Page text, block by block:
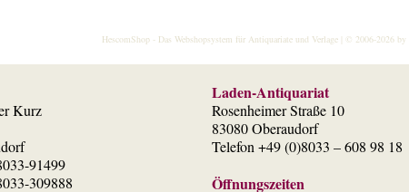
HescomShop- Das Webshopsystem für Antiquariate und Verlage | © 2006-2026 by
Kurz
91499
309888
Laden-Antiquariat
Rosenheimer Straße 10
83080 Oberaudorf
Telefon +49 (0)8033 – 608 98 18
Öffnungszeiten